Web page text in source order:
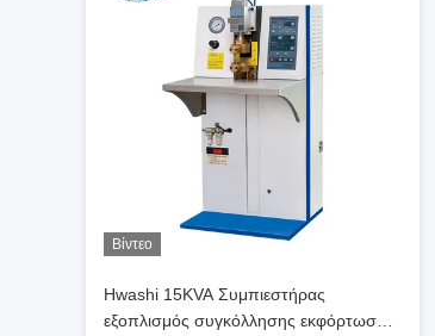
Βίντεο
Hwashi 15KVA Συμπιεστήρας
εξοπλισμός συγκόλλησης εκφόρτωσης